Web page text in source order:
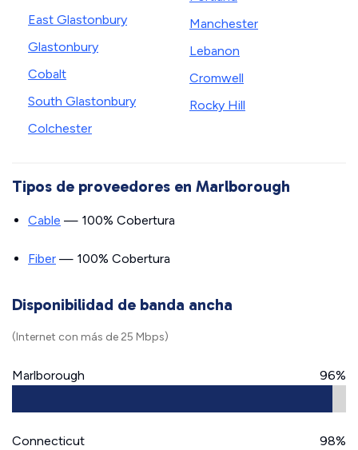
East Glastonbury
Glastonbury
Cobalt
South Glastonbury
Colchester
Manchester
Lebanon
Cromwell
Rocky Hill
Tipos de proveedores en Marlborough
Cable — 100% Cobertura
Fiber — 100% Cobertura
Disponibilidad de banda ancha
(Internet con más de 25 Mbps)
Marlborough 96%
Connecticut 98%